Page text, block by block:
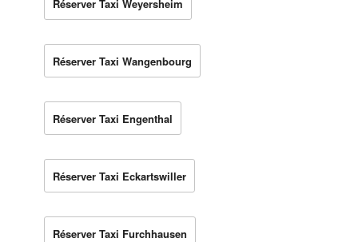
Réserver Taxi Weyersheim
Réserver Taxi Wangenbourg
Réserver Taxi Engenthal
Réserver Taxi Eckartswiller
Réserver Taxi Furchhausen